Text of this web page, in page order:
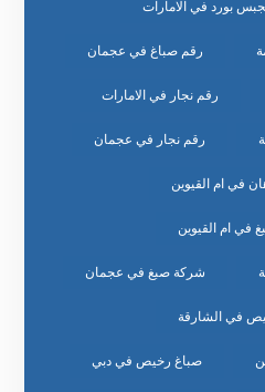
بورد في الامارات
رقم صباغ في عجمان
رقم نجار في الامارات
رقم نجار في عجمان
في ام القيوين
في ام القيوين
شركة صبغ في عجمان
في الشارقة
صباغ رخيص في دبي